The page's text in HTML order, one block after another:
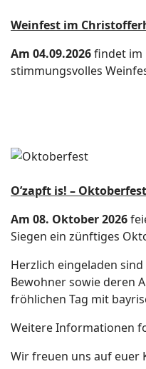
Weinfest im
Am 04.09.2026findet im
stimmungsvolles
O’zapft is! –
Am 08. Oktober 2026
Siegen ein zünftiges
Herzlich eingeladen
Bewohner sowie deren
fröhlichen Tag mit
Weitere Informationen
Wir freuen uns auf euer